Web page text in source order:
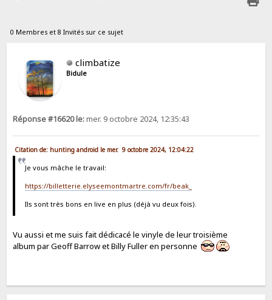
0 Membres et 8 Invités sur ce sujet
climbatize
Bidule
Réponse #16620 le:mer. 9 octobre 2024, 12:35:43
Citation de: hunting android le mer. 9 octobre 2024, 12:04:22
Je vous mâche le travail:
https://billetterie.elyseemontmartre.com/fr/beak_
Ils sont très bons en live en plus (déjà vu deux fois).
Vu aussi et me suis fait dédicacé le vinyle de leur troisième
album par Geoff Barrow et Billy Fuller en personne